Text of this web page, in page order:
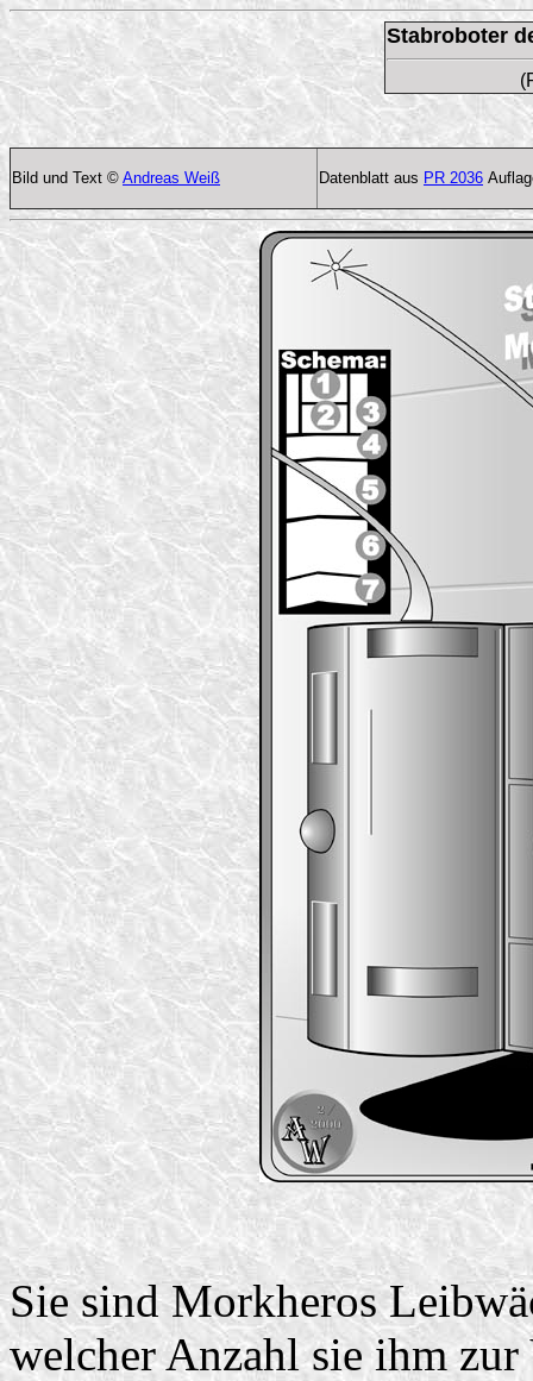
Stabroboter
Bild und Text © Andreas Weiß Datenblatt aus PR 2036
Sie sind Morkheros
welcher Anzahl sie ihm zur